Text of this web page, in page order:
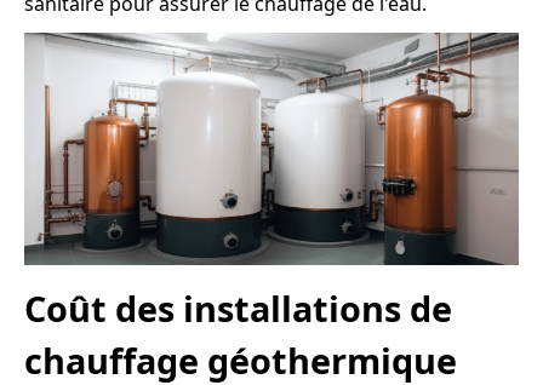
Coût des installations de
chauffage géothermique